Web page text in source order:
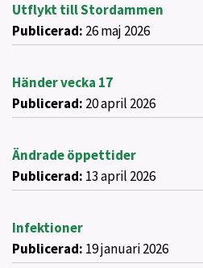
Utflykt till Stordammen
Publicerad: 26 maj 2026
Händer vecka 17
Publicerad: 20 april 2026
Ändrade öppettider
Publicerad: 13 april 2026
Infektioner
Publicerad: 19 januari 2026